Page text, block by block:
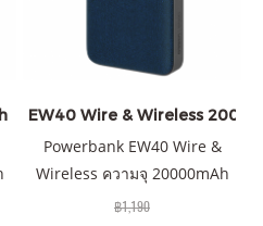
สีดำ ราคาส่ง 20 ชิ้น +
EW40 Wire & Wireless
Powerbank EW40 Wire &
Wireless ความจุ 20000mAh
QC 3.0 | PD 20W พาวเวอร์
฿1,190